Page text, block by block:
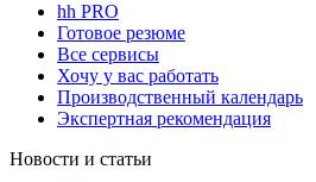
hh PRO
Готовое резюме
Все сервисы
Хочу у вас работать
Производственный календарь
Экспертная рекомендация
Новости и статьи